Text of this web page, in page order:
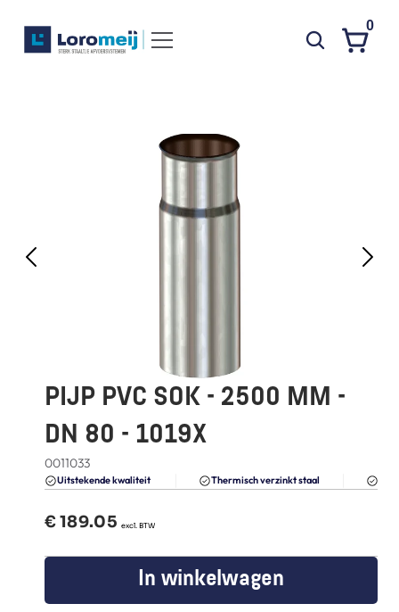
FAQ
Blogs
0
PIJP PVC SOK - 2500 MM -
DN 80 - 1019X
0011033
Uitstekende kwaliteit Thermisch verzinkt staal
€ 189.05
  excl. BTW
In winkelwagen